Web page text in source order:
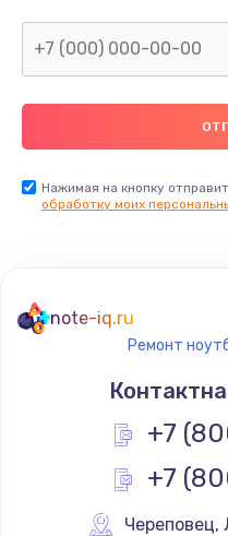
Нажимая на кнопку
обработку моих
note-iq.ru
Ремонт
+7
+7
Череповец,